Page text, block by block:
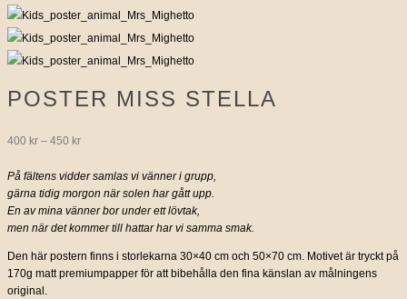
POSTER MISS STELLA
400 kr – 450 krPrisintervall:
400 kr
till
På fältens vidder samlas vi vänner i grupp,
gärna tidig morgon när solen har gått upp.
En av mina vänner bor under ett lövtak,
men när det kommer till hattar har vi samma smak.
Den här postern finns i storlekarna 30×40 cm och 50×70 cm. Motivet är tryckt på
170g matt premiumpapper för att bibehålla den fina känslan av målningens
original.